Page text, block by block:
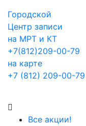
Городской
Центр записи
на МРТ и КТ
+7(812)209-00-79
на карте
+7 (812) 209-00-79
Все акции!